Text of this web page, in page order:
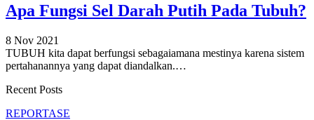
Apa Fungsi Sel Darah Putih Pada Tubuh?
8 Nov 2021
TUBUH kita dapat berfungsi sebagaiamana mestinya karena sistem
pertahanannya yang dapat diandalkan.…
Recent Posts
REPORTASE